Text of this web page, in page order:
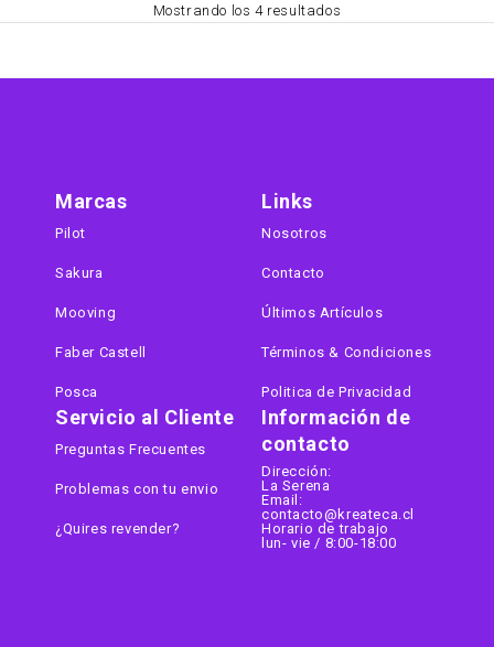
Mostrando los 4 resultados
Información de
contacto
Dirección:
La Serena
Email:
contacto@kreateca.cl
Horario de trabajo
lun- vie / 8:00-18:00
Marcas
Pilot
Sakura
Mooving
Faber Castell
Posca
Links
Nosotros
Contacto
Últimos Artículos
Términos & Condiciones
Politica de Privacidad
Servicio al Cliente
Preguntas Frecuentes
Problemas con tu envio
¿Quires revender?